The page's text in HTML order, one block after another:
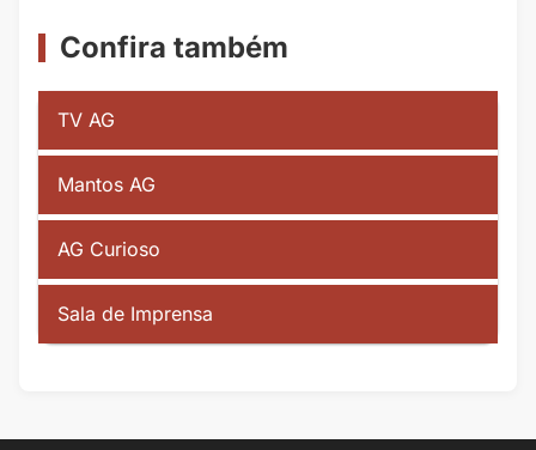
Confira também
TV AG
Mantos AG
AG Curioso
Sala de Imprensa